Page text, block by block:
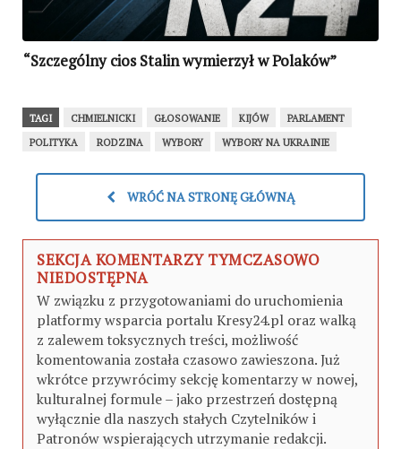
“Szczególny cios Stalin wymierzył w Polaków”
TAGI CHMIELNICKI GŁOSOWANIE KIJÓW
PARLAMENT
POLITYKA
RODZINA WYBORY WYBORY NA UKRAINIE
WRÓĆ NA STRONĘ GŁÓWNĄ
SEKCJA KOMENTARZY TYMCZASOWO
NIEDOSTĘPNA
W związku z przygotowaniami do uruchomienia
platformy wsparcia portalu Kresy24.pl oraz walką
z zalewem toksycznych treści, możliwość
komentowania została czasowo zawieszona. Już
wkrótce przywrócimy sekcję komentarzy w nowej,
kulturalnej formule – jako przestrzeń dostępną
wyłącznie dla naszych stałych Czytelników i
Patronów wspierających utrzymanie redakcji.